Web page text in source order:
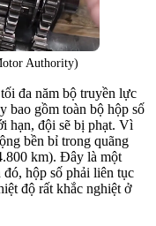
Authority)
đa năm bộ truyền lực
bao gồm toàn bộ hộp số
hạn, đội sẽ bị phạt. Vì
bền bỉ trong quãng
km). Đây là một
hộp số phải liên tục
độ rất khắc nghiệt ở